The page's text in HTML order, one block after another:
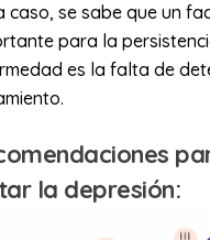
caso, se sabe que un
para la
es la falta de
la depresión: